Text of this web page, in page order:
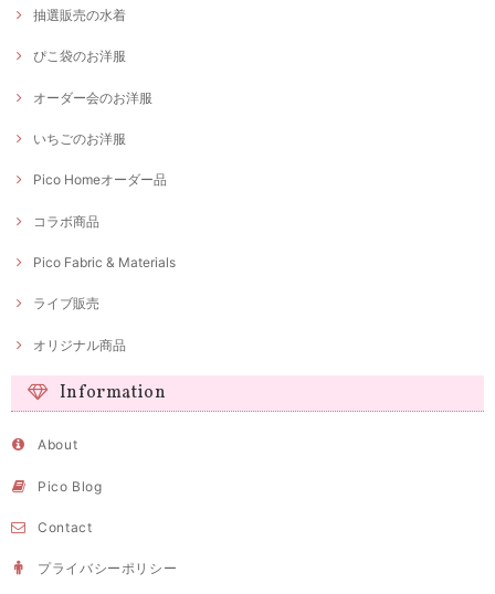
抽選販売の水着
ぴこ袋のお洋服
オーダー会のお洋服
いちごのお洋服
Pico Homeオーダー品
コラボ商品
Pico Fabric & Materials
ライブ販売
オリジナル商品
Information
About
Pico Blog
Contact
プライバシーポリシー